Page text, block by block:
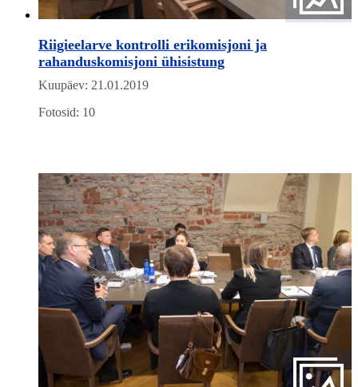
Riigieelarve kontrolli erikomisjoni ja
rahanduskomisjoni ühisistung
Kuupäev: 21.01.2019
Fotosid: 10